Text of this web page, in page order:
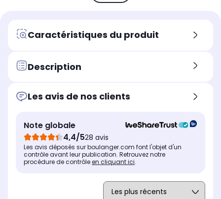
Dosage automatique de lessive
Non
Oui
Option départ différé ou fin
Dosage automatique de lessive
Non
Dosage automatique de lessive
Non
Caractéristiques du produit
Description
Les avis de nos clients
Note globale
4,4/528 avis
Les avis déposés sur boulanger.com font l'objet d'un
contrôle avant leur publication. Retrouvez notre
procédure de contrôleen cliquant ici.